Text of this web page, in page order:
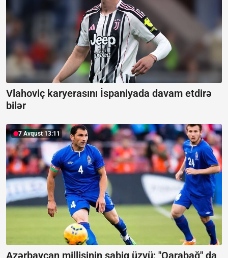
Vlahoviç karyerasını İspaniyada davam etdirə
bilər
7 Avqust 13:11